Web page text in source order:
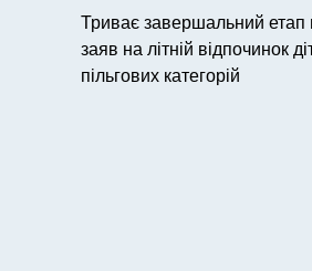
Триває завершальний етап
заяв на літній відпочинок
пільгових категорій